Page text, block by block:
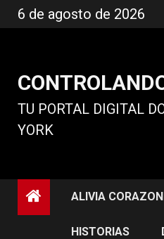
al
6 de agosto de 2026
TU PORTAL DIGITAL
YORK
ALIVIA
HISTORIAS